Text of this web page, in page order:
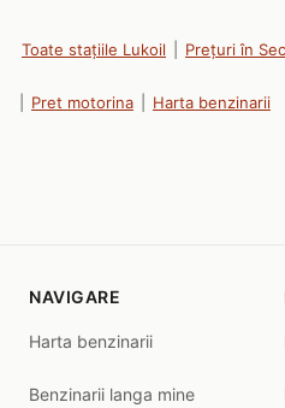
Toate stațiile Lukoil Prețuri în
Pret motorina Harta benzinarii
NAVIGARE
Harta benzinarii
Benzinarii langa mine